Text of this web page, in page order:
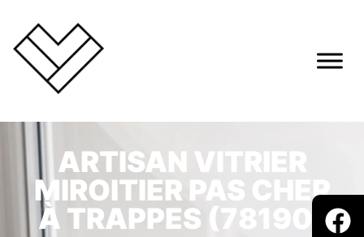
ARTISAN VITRIER
MIROITIER PAS CHER
À TRAPPES (78190)